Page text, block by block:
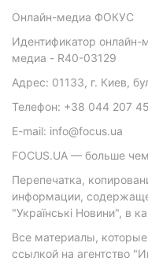
Онлайн-медиа ФОКУС
Идентификатор онлайн-
медиа - R40-03129
Адрес: 01133, г. Киев,
Телефон: +38 044 207
E-mail: info@focus.ua
FOCUS.UA — больше
Перепечатка,
информации,
"Українські Новини", в
Все материалы,
ссылкой на агентство